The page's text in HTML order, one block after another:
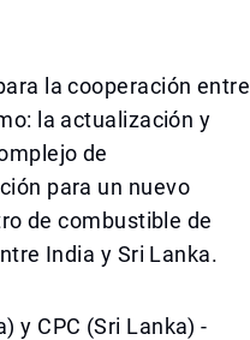
la cooperación entre
la actualización y
de
para un nuevo
de combustible de
India y Sri Lanka.
y CPC (Sri Lanka) -